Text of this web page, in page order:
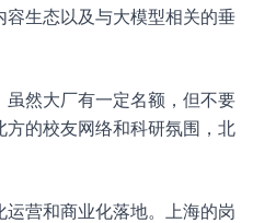
生态以及与大模型相关的垂
然大厂有一定名额，但不要
的校友网络和科研氛围，北
营和商业化落地。上海的岗